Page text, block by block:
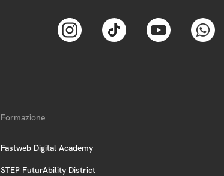
Formazione
Fastweb Digital Academy
STEP FuturAbility District